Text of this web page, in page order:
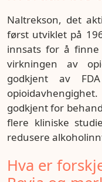
Naltrekson, det
først utviklet på
innsats for å finne
virkningen av
godkjent av
godkjent for
flere kliniske
redusere
Hva er